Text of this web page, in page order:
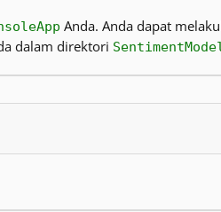
Anda. Anda dapat
dalam direktori